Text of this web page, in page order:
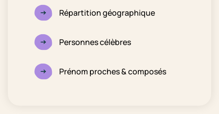
Répartition géographique
Personnes célèbres
Prénom proches & composés